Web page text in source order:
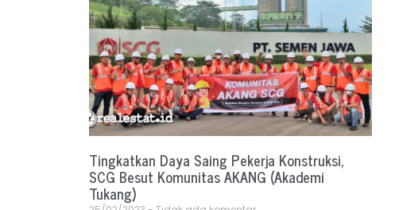
Tingkatkan Daya Saing Pekerja Konstruksi,
SCG Besut Komunitas AKANG (Akademi
Tukang)